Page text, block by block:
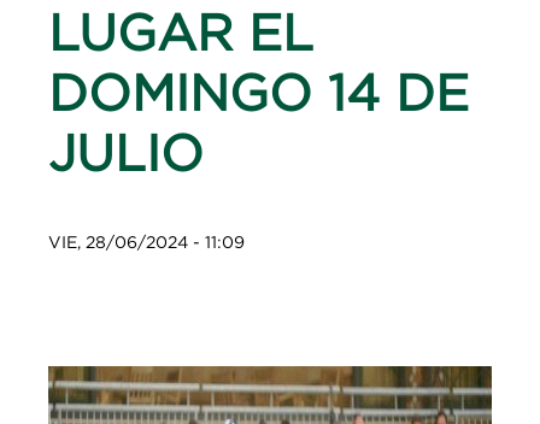
LUGAR EL
DOMINGO 14 DE
JULIO
VIE, 28/06/2024 - 11:09